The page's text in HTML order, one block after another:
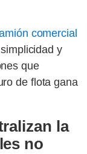
comercial
y
que
de flota gana
la
no